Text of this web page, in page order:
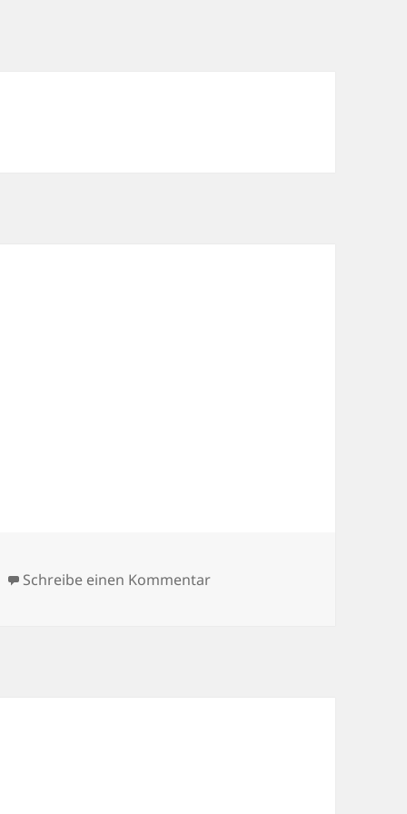
Schreibe einen Kommentarzu Mittwoch